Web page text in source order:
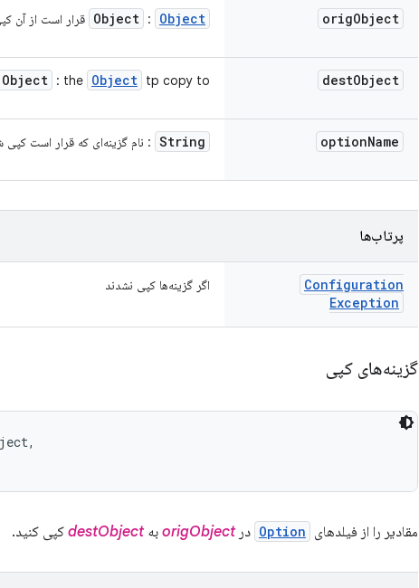
origObject
Object : Object قرار است از آن
destObject
Object : the Object tp copy to
optionName
String : نام گزینه‌ای که قرار است کپی
پرتاب‌ها
Configuration
Exception
اگر گزینه‌ها کپی نشدند
گزینه‌های کپی
مقادیر را از فیلدهای Option درorigObject بهdestObject کپی کنید.